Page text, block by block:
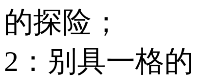
的探险；
2：别具一格的